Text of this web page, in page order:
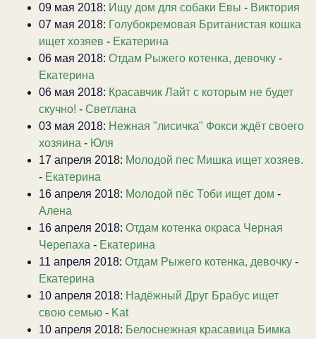
09 мая 2018: Ищу дом для собаки Евы - Виктория
07 мая 2018: Голубокремовая Британистая кошка
ищет хозяев - Екатерина
06 мая 2018: Отдам Рыжего котенка, девочку -
Екатерина
06 мая 2018: Красавчик Лайт с которым не будет
скучно! - Светлана
03 мая 2018: Нежная "лисичка" Фокси ждёт своего
хозяина - Юля
17 апреля 2018: Молодой пес Мишка ищет хозяев.
- Екатерина
16 апреля 2018: Молодой пёс Тоби ищет дом -
Алена
16 апреля 2018: Отдам котенка окраса Черная
Черепаха - Екатерина
11 апреля 2018: Отдам Рыжего котенка, девочку -
Екатерина
10 апреля 2018: Надёжный Друг Брабус ищет
свою семью - Kat
10 апреля 2018: Белоснежная красавица Бимка